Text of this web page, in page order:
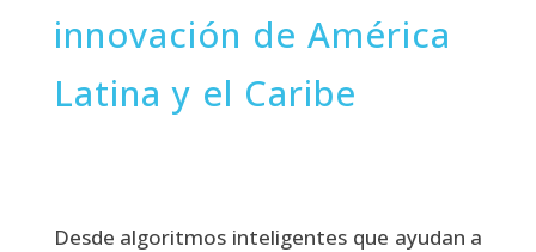
innovación de América
Latina y el Caribe
Desde algoritmos inteligentes que ayudan a